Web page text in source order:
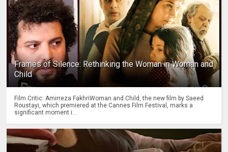
Frames of Silence: Rethinking the Woman in Woman and
Child
Film Critic: Amirreza FakhriWoman and Child, the new film by Saeed
Roustayi, which premiered at the Cannes Film Festival, marks a
significant moment i...